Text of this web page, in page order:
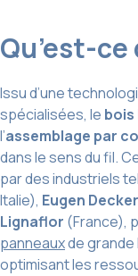
Qu’est-ce
Issu d’une
spécialisées, le bois
l’assemblage par
dans le sens du fil.
par des industriels
Italie), Eugen
Lignaflor (France),
panneauxde
optimisant les